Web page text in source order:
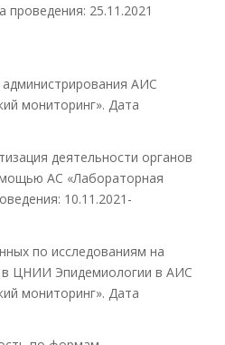
проведения: 25.11.2021
АИС
мониторинг». Дата
деятельности органов
АС «Лабораторная
10.11.2021-
по исследованиям на
в ЦНИИ Эпидемиологии в АИС
мониторинг». Дата